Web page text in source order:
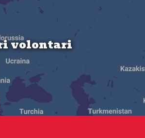
volontari
i nostri volontari
» 19 - 28 maggio 2026
» Volontariato internazionale